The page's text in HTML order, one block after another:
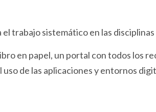
trabajo sistemático en las
en papel, un portal con todos los
de las aplicaciones y entornos